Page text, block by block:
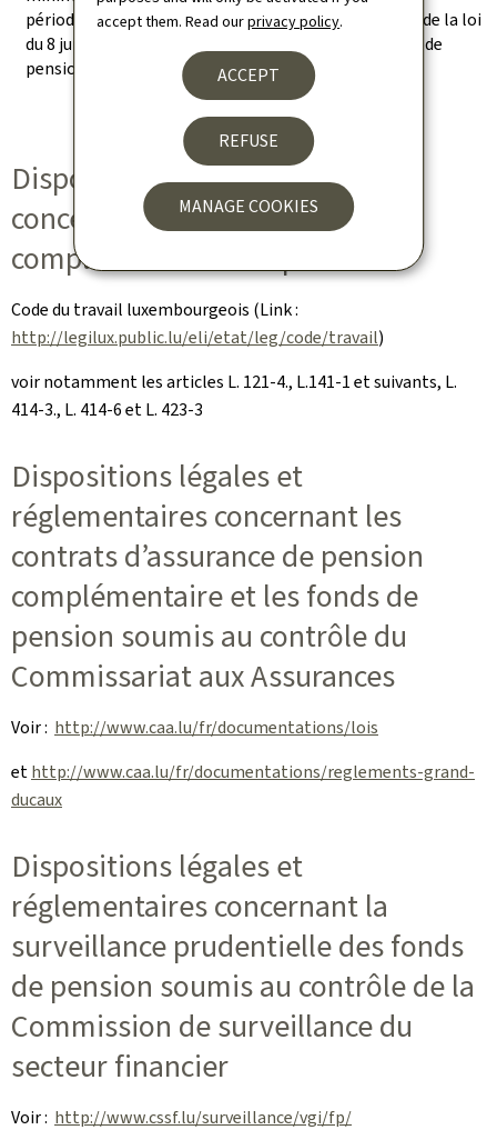
accept them. Read ourprivacy policy.
ACCEPT
REFUSE
MANAGE COOKIES
périodes passées prévues par les articles 19, 51 et 53 de la loi
du 8 juin 1999 relative aux régimes complémentaires de
pension (
Mém. A – 16 du 6 février 2001, p. 687
Dispositions du Droit du travail
concernant les régimes
complémentaires de pension
Code du travail luxembourgeois (Link :
http://legilux.public.lu/eli/etat/leg/code/travail)
voir notamment les articles L. 121-4., L.141-1 et suivants, L.
414-3., L. 414-6 et L. 423-3
Dispositions légales et
réglementaires concernant les
contrats d’assurance de pension
complémentaire et les fonds de
pension soumis au contrôle du
Commissariat aux Assurances
Voir : http://www.caa.lu/fr/documentations/lois
ethttp://www.caa.lu/fr/documentations/reglements-grand-
ducaux
Dispositions légales et
réglementaires concernant la
surveillance prudentielle des fonds
de pension soumis au contrôle de la
Commission de surveillance du
secteur financier
Voir : http://www.cssf.lu/surveillance/vgi/fp/